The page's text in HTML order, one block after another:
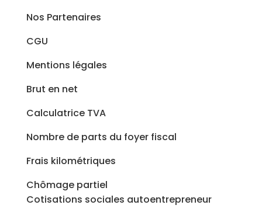
Nos Partenaires
CGU
Mentions légales
Brut en net
Calculatrice TVA
Nombre de parts du foyer fiscal
Frais kilométriques
Chômage partiel
Cotisations sociales autoentrepreneur